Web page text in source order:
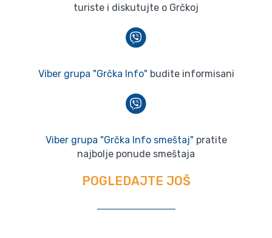
turiste i diskutujte o Grčkoj
Viber grupa "Grčka Info" budite informisani
Viber grupa "Grčka Info smeštaj" pratite
najbolje ponude smeštaja
POGLEDAJTE JOŠ